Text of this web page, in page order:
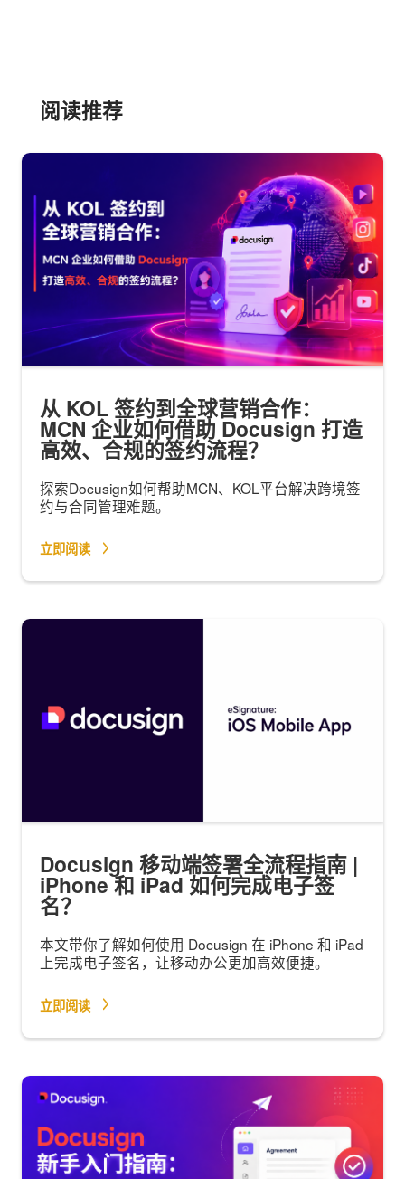
阅读推荐
从 KOL 签约到全球营销合作：
MCN 企业如何借助 Docusign 打造
高效、合规的签约流程？
探索Docusign如何帮助MCN、KOL平台解决跨境签
约与合同管理难题。
立即阅读
Docusign 移动端签署全流程指南 |
iPhone 和 iPad 如何完成电子签
名？
本文带你了解如何使用 Docusign 在 iPhone 和 iPad
上完成电子签名，让移动办公更加高效便捷。
立即阅读